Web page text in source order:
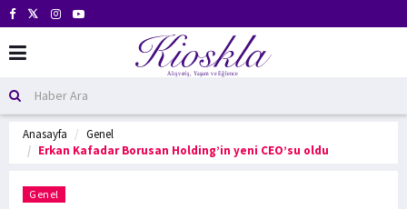
Anasayfa
Genel
Erkan Kafadar Borusan Holding’in yeni CEO’su oldu
Genel